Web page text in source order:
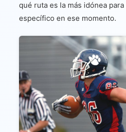
qué ruta es la más idónea
específico en ese momento.